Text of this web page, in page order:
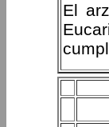
El